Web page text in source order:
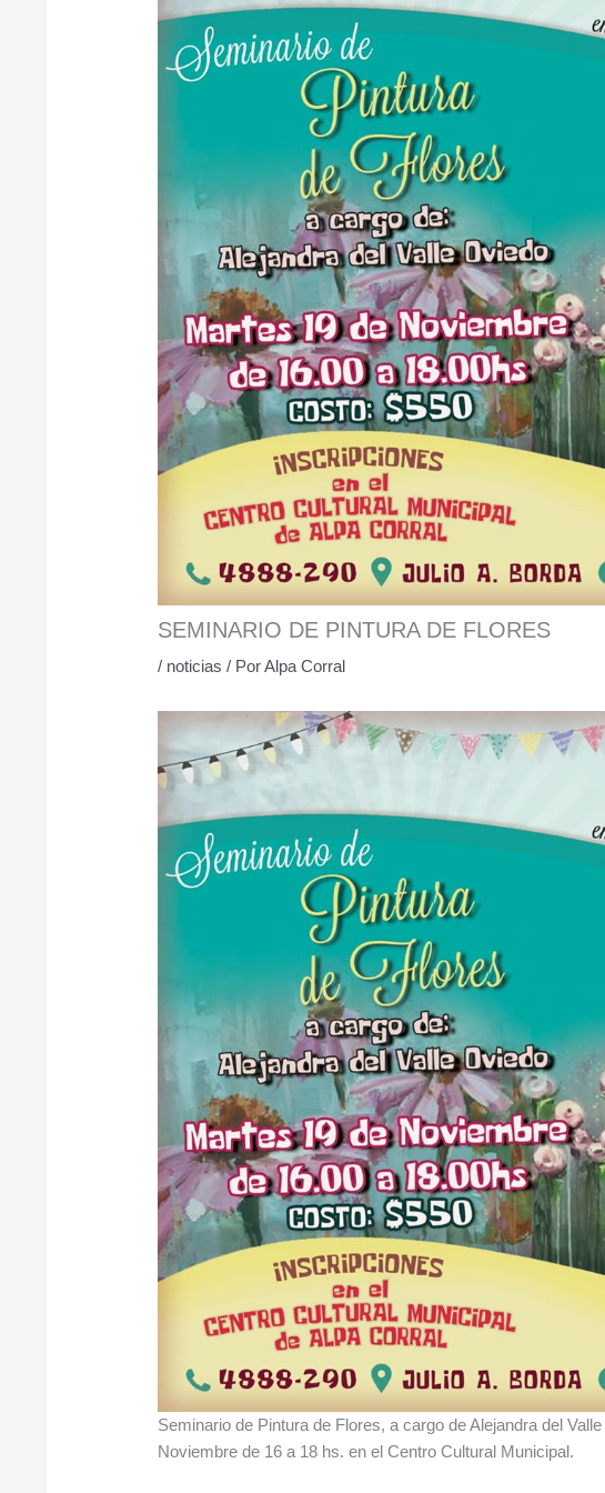
SEMINARIO DE PINTURA DE FLORES
/ noticias / PorAlpa Corral
Seminario de Pintura de Flores, a cargo de Alejandra del
Noviembre de 16 a 18 hs. en el Centro Cultural Municipal.